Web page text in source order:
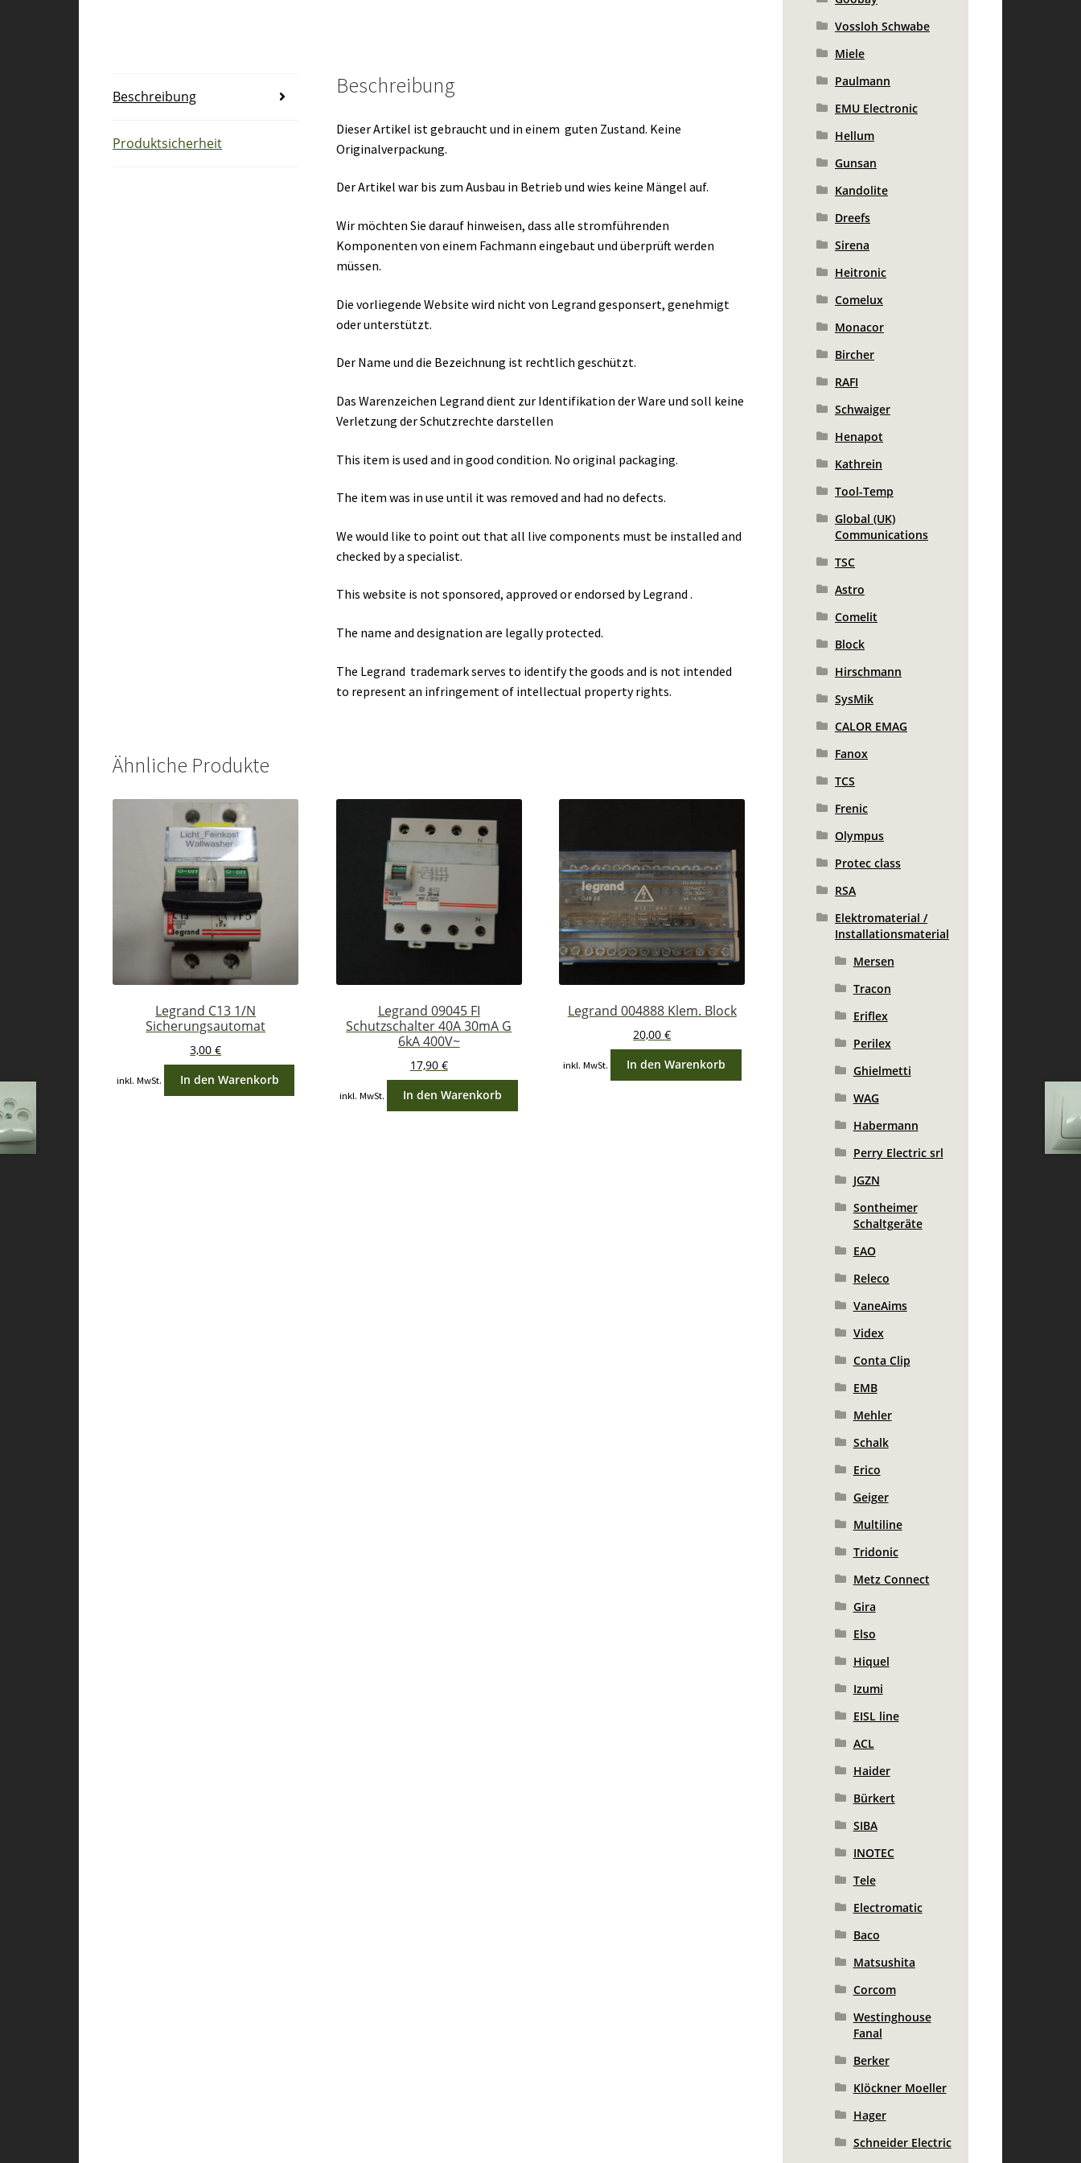
Beschreibung
Produktsicherheit
Beschreibung
Dieser Artikel ist gebraucht und in einem guten Zustand. Keine
Originalverpackung.
Der Artikel war bis zum Ausbau in Betrieb und wies keine Mängel auf.
Wir möchten Sie darauf hinweisen, dass alle stromführenden
Komponenten von einem Fachmann eingebaut und überprüft werden
müssen.
Die vorliegende Website wird nicht von Legrand gesponsert, genehmigt
oder unterstützt.
Der Name und die Bezeichnung ist rechtlich geschützt.
Das Warenzeichen Legrand dient zur Identifikation der Ware und soll keine
Verletzung der Schutzrechte darstellen
This item is used and in good condition. No original packaging.
The item was in use until it was removed and had no defects.
We would like to point out that all live components must be installed and
checked by a specialist.
This website is not sponsored, approved or endorsed by Legrand .
The name and designation are legally protected.
The Legrand trademark serves to identify the goods and is not intended
to represent an infringement of intellectual property rights.
Ähnliche Produkte
Legrand C13 1/N
Sicherungsautomat
3,00€
inkl. MwSt. In den Warenkorb
Legrand 09045 FI
Schutzschalter 40A 30mA G
6kA 400V~
17,90 €
inkl. MwSt. In den Warenkorb
Legrand 004888 Klem. Block
20,00€
inkl. MwSt. In den Warenkorb
Vossloh Schwabe
Miele
Paulmann
EMU Electronic
Hellum
Gunsan
Kandolite
Dreefs
Sirena
Heitronic
Comelux
Monacor
Bircher
RAFI
Schwaiger
Henapot
Kathrein
Tool-Temp
Global (UK)
Communications
TSC
Astro
Comelit
Block
Hirschmann
SysMik
CALOR EMAG
Fanox
TCS
Frenic
Olympus
Protec class
RSA
Elektromaterial /
Installationsmaterial
Mersen
Tracon
Eriflex
Perilex
Ghielmetti
WAG
Habermann
Perry Electric srl
JGZN
Sontheimer
Schaltgeräte
EAO
Releco
VaneAims
Videx
Conta Clip
EMB
Mehler
Schalk
Erico
Geiger
Multiline
Tridonic
Metz Connect
Gira
Elso
Hiquel
Izumi
EISL line
ACL
Haider
Bürkert
SIBA
INOTEC
Tele
Electromatic
Baco
Matsushita
Corcom
Westinghouse
Fanal
Berker
Klöckner Moeller
Hager
Schneider Electric